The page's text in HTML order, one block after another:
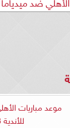
موعد مباريات
للأندية 2023